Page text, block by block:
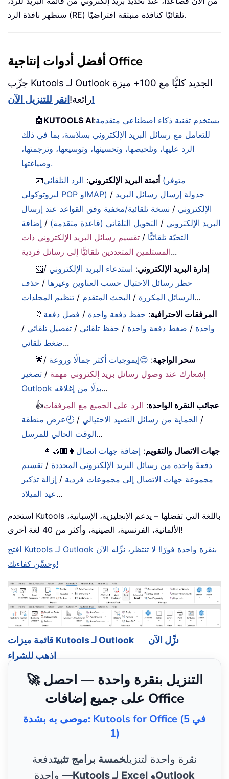
ستظهر نافذة الرد (RE) تلقائيًا كنافذة منبثقة افتراضيًا.
أفضل أدوات إنتاجية Office
جرِّب Kutools لـ Outlook الجديد كليًّا مع 100+ ميزة
رائعة!انقر للتنزيل الآن!
🤖 KUTOOLS AI:يستخدم تقنية ذكاء اصطناعي متقدمة
للتعامل مع رسائل البريد الإلكتروني بسلاسة، بما في ذلك
الرد عليها، وتلخيصها، وتحسينها، وتوسيعها، وترجمتها،
وصياغتها.
📧
أتمتة البريد الإلكتروني: الرد التلقائي (متوفر
لبروتوكولي POP وIMAP) / جدولة إرسال رسائل البريد
الإلكتروني / نسخة تلقائية/مخفية وفق القواعد عند إرسال
البريد الإلكتروني / التحويل التلقائي (قاعدة متقدمة) / إضافة
التحيّة تلقائيًّا / تقسيم رسائل البريد الإلكتروني ذات
المستلمين المتعددين تلقائيًّا إلى رسائل فردية...
📨
إدارة البريد الإلكتروني: استدعاء البريد الإلكتروني /
حظر رسائل الاحتيال حسب العناوين وغيرها / حذف
الرسائل المكررة / البحث المتقدم / تنظيم المجلدات
...
📁
المرفقات الاحترافية: حفظ دفعة واحدة / فصل دفعة
واحدة / ضغط دفعة واحدة / حفظ تلقائي / تفصيل تلقائي /
ضغط تلقائي...
🌟
سحر الواجهة: 😊إيموجيات أكثر جمالًا وروعة /
إشعارك عند وصول رسائل بريد إلكتروني مهمة / تصغير
Outlook بدلًا من إغلاقه...
👍
عجائب النقرة الواحدة: الرد على الجميع مع المرفقات
/ الحماية من رسائل التصيد الاحتيالي / 🕘عرض منطقة
الوقت الحالي للمرسل...
👩🏼‍🤝‍👩🏻
جهات الاتصال والتقويم: إضافة جهات اتصال
دفعةً واحدة من رسائل البريد الإلكتروني المحددة / تقسيم
مجموعة جهات الاتصال إلى مجموعات فردية / إزالة تذكير
عيد الميلاد...
استخدم Kutools باللغة التي تفضلها – يدعم الإنجليزية، الإسبانية،
الألمانية، الفرنسية، الصينية، وأكثر من 40 لغة أخرى!
افتح Kutools لـ Outlook بنقرة واحدة فورًا! لا تنتظر، نزِّله الآن
وحسِّن كفاءتك!
قائمة ميزات Kutools لـ Outlook
نزِّل الآن
اذهب للشراء
🚀 التنزيل بنقرة واحدة — احصل
على جميع إضافات Office
موصى به بشدة: Kutools for Office (5 في
1)
نقرة واحدة لتنزيلخمسة برامج تثبيتدفعة
واحدة —Kutools لـ Excel وOutlook